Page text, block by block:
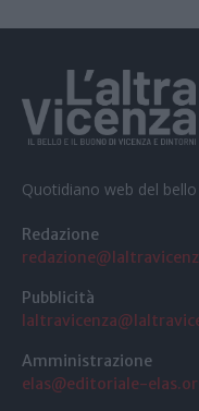
Quotidiano web del
Redazione
Pubblicità
Amministrazione
elas@editoriale-